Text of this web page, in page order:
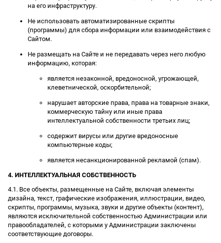
на его инфраструктуру.
Не использовать автоматизированные скрипты
(программы) для сбора информации или взаимодействия с
Сайтом.
Не размещать на Сайте и не передавать через него любую
информацию, которая:
является незаконной, вредоносной, угрожающей,
клеветнической, оскорбительной;
нарушает авторские права, права на товарные знаки,
коммерческую тайну или иные права
интеллектуальной собственности третьих лиц;
содержит вирусы или другие вредоносные
компьютерные коды;
является несанкционированной рекламой (спам).
4. ИНТЕЛЛЕКТУАЛЬНАЯ СОБСТВЕННОСТЬ
4.1. Все объекты, размещенные на Сайте, включая элементы
дизайна, текст, графические изображения, иллюстрации, видео,
скрипты, программы, музыка, звуки и другие объекты (контент),
являются исключительной собственностью Администрации или
правообладателей, с которыми у Администрации заключены
соответствующие договоры.